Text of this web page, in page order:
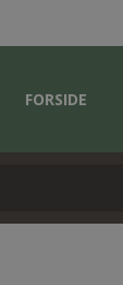
FORSIDE